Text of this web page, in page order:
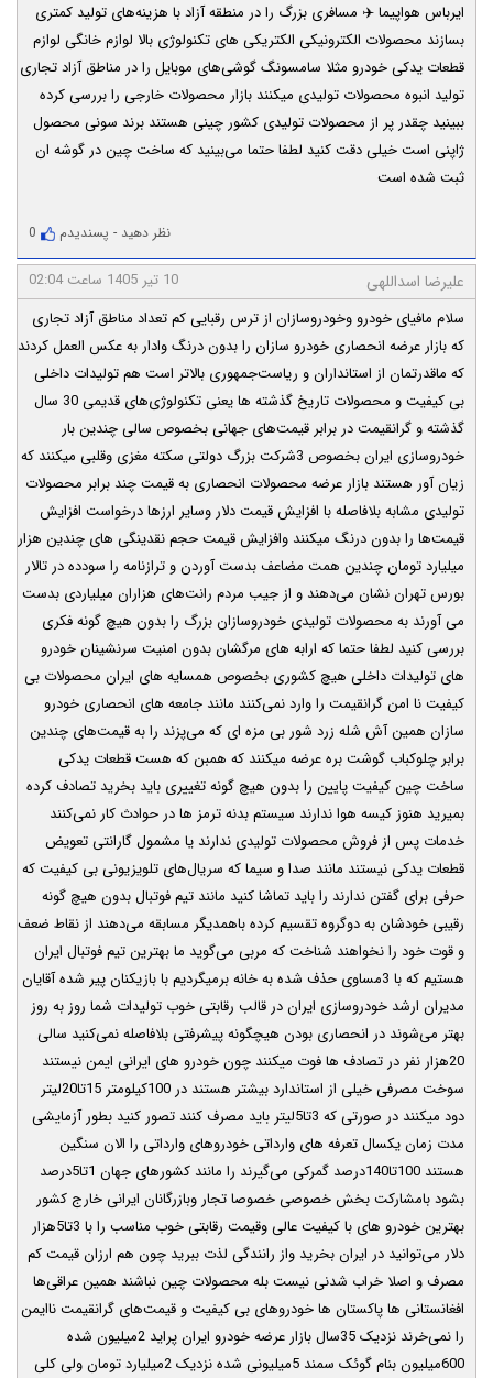
ایرباس هواپیما ✈️ مسافری بزرگ را در منطقه آزاد با هزینه‌های تولید کمتری
بسازند محصولات الکترونیکی الکتریکی های تکنولوژی بالا لوازم خانگی لوازم
قطعات یدکی خودرو مثلا سامسونگ گوشی‌های موبایل را در مناطق آزاد تجاری
تولید انبوه محصولات تولیدی میکنند بازار محصولات خارجی را بررسی کرده
ببینید چقدر پر از محصولات تولیدی کشور چینی هستند برند سونی محصول
ژاپنی است خیلی دقت کنید لطفا حتما می‌بینید که ساخت چین در گوشه ان
ثبت شده است
نظر دهید - پسندیدم
علیرضا اسداللهی
10 تیر 1405 ساعت 02:04
سلام مافیای خودرو وخودروسازان از ترس رقبایی کم تعداد مناطق آزاد تجاری
که بازار عرضه انحصاری خودرو سازان را بدون درنگ وادار به عکس العمل کردند
که ماقدرتمان از استانداران و ریاست‌جمهوری بالاتر است هم تولیدات داخلی
بی کیفیت و محصولات تاریخ گذشته ها یعنی تکنولوژی‌های قدیمی 30 سال
گذشته و گرانقیمت در برابر قیمت‌های جهانی بخصوص سالی چندین بار
خودروسازی ایران بخصوص 3شرکت بزرگ دولتی سکته مغزی وقلبی میکنند که
زیان آور هستند بازار عرضه محصولات انحصاری به قیمت چند برابر محصولات
تولیدی مشابه بلافاصله با افزایش قیمت دلار وسایر ارزها درخواست افزایش
قیمت‌ها را بدون درنگ میکنند وافزایش قیمت حجم نقدینگی های چندین هزار
میلیارد تومان چندین همت مضاعف بدست آوردن و ترازنامه را سودده در تالار
بورس تهران نشان می‌دهند و از جیب مردم رانت‌های هزاران میلیاردی بدست
می آورند به محصولات تولیدی خودروسازان بزرگ را بدون هیچ گونه فکری
بررسی کنید لطفا حتما که ارابه های مرگشان بدون امنیت سرنشینان خودرو
های تولیدات داخلی هیچ کشوری بخصوص همسایه های ایران محصولات بی
کیفیت نا امن گرانقیمت را وارد نمی‌کنند مانند جامعه های انحصاری خودرو
سازان همین آش شله زرد شور بی مزه ای که می‌پزند را به قیمت‌های چندین
برابر چلوکباب گوشت بره عرضه میکنند که همبن که هست قطعات یدکی
ساخت چين کیفیت پایین را بدون هیچ گونه تغییری باید بخرید تصادف کرده
بمیرید هنوز کیسه هوا ندارند سیستم بدنه ترمز ها در حوادث کار نمی‌کنند
خدمات پس از فروش محصولات تولیدی ندارند یا مشمول گارانتی تعویض
قطعات یدکی نیستند مانند صدا و سیما که سریال‌های تلویزیونی بی کیفیت که
حرفی برای گفتن ندارند را باید تماشا کنید مانند تیم فوتبال بدون هیچ گونه
رقیبی خودشان به دوگروه تقسیم کرده باهمدیگر مسابقه می‌دهند از نقاط ضعف
و قوت خود را نخواهند شناخت که مربی می‌گوید ما بهترین تیم فوتبال ایران
هستیم که با 3مساوی حذف شده به خانه برمیگردیم با بازیکنان پیر شده آقایان
مدیران ارشد خودروسازی ایران در قالب رقابتی خوب تولیدات شما روز به روز
بهتر می‌شوند در انحصاری بودن هیچگونه پیشرفتی بلافاصله نمی‌کنید سالی
20هزار نفر در تصادف ها فوت میکنند چون خودرو های ایرانی ایمن نیستند
سوخت مصرفی خیلی از استاندارد بیشتر هستند در 100کیلومتر 15تا20لیتر
دود میکنند در صورتی که 3تا5لیتر باید مصرف کنند تصور کنید بطور آزمایشی
مدت زمان یکسال تعرفه های وارداتی خودروهای وارداتی را الان سنگین
هستند 100تا140درصد گمرکی می‌گیرند را مانند کشورهای جهان 1تا5درصد
بشود بامشارکت بخش خصوصی خصوصا تجار وبازرگانان ایرانی خارج کشور
بهترین خودرو های با کیفیت عالی وقیمت رقابتی خوب مناسب را با 3تا5هزار
دلار می‌توانید در ایران بخرید واز رانندگی لذت ببرید چون هم ارزان قیمت کم
مصرف و اصلا خراب شدنی نیست بله محصولات چین نباشند همین عراقی‌ها
افغانستانی ها پاکستان ها خودروهای بی کیفیت و قیمت‌های گرانقیمت ناایمن
را نمی‌خرند نزدیک 35سال بازار عرضه خودرو ایران پراید 2میلیون شده
600میلیون بنام گوئک سمند 5میلیونی شده نزدیک 2میلیارد تومان ولی کلی